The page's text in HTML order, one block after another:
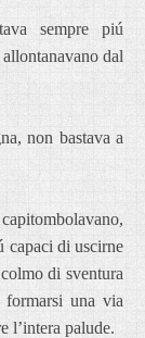
sempre piú
dal
non bastava a
capaci di uscirne
di sventura
una via
l’intera palude.